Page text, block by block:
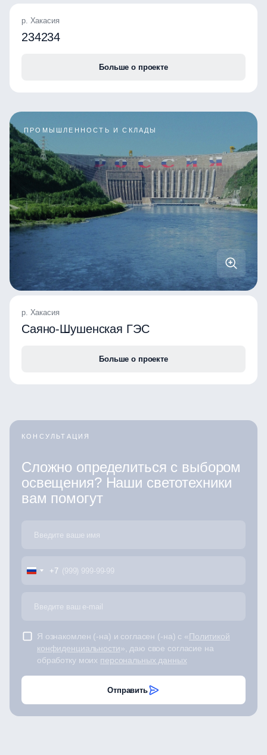
р. Хакасия
234234
Больше о проекте
ПРОМЫШЛЕННОСТЬ И СКЛАДЫ
р. Хакасия
Саяно-Шушенская ГЭС
Больше о проекте
КОНСУЛЬТАЦИЯ
Сложно определиться с выбором
освещения? Наши светотехники
вам помогут
+7
Я ознакомлен (-на) и согласен (-на) с «Политикой
конфиденциальности», даю свое согласие на
обработку моих персональных данных
Отправить